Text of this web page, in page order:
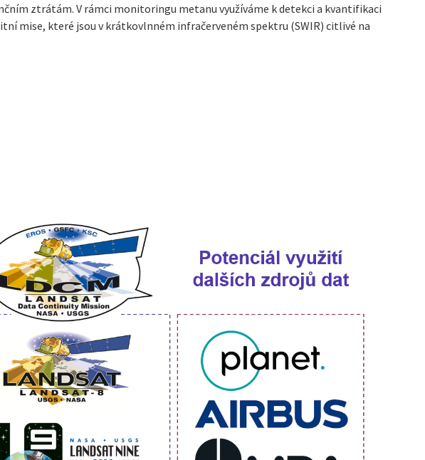
ztrátám. V rámci monitoringu metanu využíváme k detekci a kvantifikaci
mise, které jsou v krátkovlnném infračerveném spektru (SWIR) citlivé na